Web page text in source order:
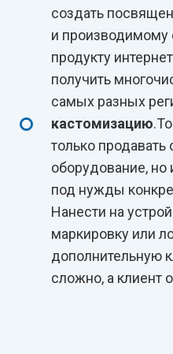
создать
и
продукту
получить
самых разных
кастомизацию
только
оборудование, но
под нужды
Нанести на
маркировку или
дополнительную
сложно, а клиент